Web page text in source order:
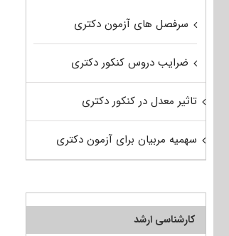
سرفصل های آزمون دکتری
ضرایب دروس کنکور دکتری
تاثیر معدل در کنکور دکتری
سهمیه مربیان برای آزمون دکتری
کارشناسی ارشد